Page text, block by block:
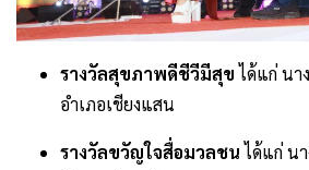
รางวัลสุขภาพดีชีวีมีสุขได้แก่ นา
อำเภอเชียงแสน
รางวัลขวัญใจสื่อมวลชนได้แก่ นา